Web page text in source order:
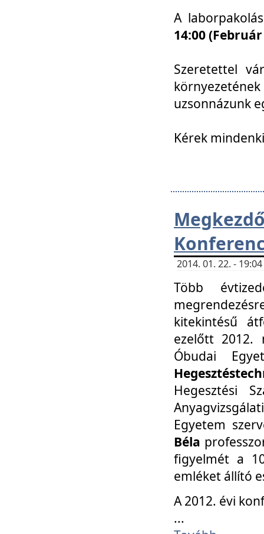
A
14:00
Szeretettel
uzsonnázunk
Kérek
2014. 01. 22. -
Több
kitekintésű
ezelőtt 2012.
Óbudai
Hegesztési
Egyetem
Béla
figyelmét a
emléket állító
A 2012. évi
...